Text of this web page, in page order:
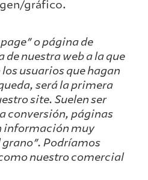
gráfico.
o página de
nuestra web a la que
usuarios que hagan
será la primera
site. Suelen ser
conversión, páginas
información muy
grano”. Podríamos
nuestro comercial